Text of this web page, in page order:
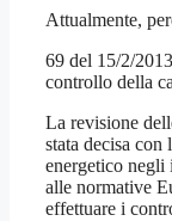
Attualmente,
69 del 15/2/
controllo della
La revisione
stata decisa
energetico
alle normative
effettuare i